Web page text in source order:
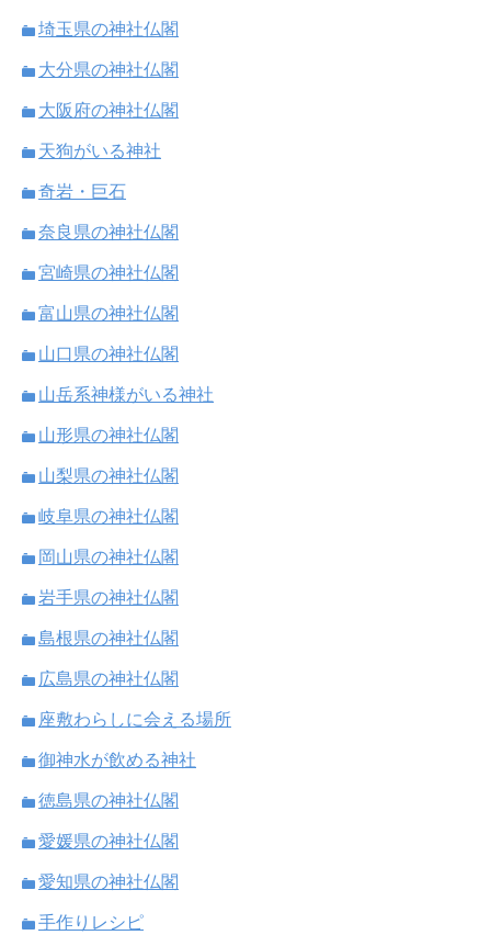
埼玉県の神社仏閣
大分県の神社仏閣
大阪府の神社仏閣
天狗がいる神社
奇岩・巨石
奈良県の神社仏閣
宮崎県の神社仏閣
富山県の神社仏閣
山口県の神社仏閣
山岳系神様がいる神社
山形県の神社仏閣
山梨県の神社仏閣
岐阜県の神社仏閣
岡山県の神社仏閣
岩手県の神社仏閣
島根県の神社仏閣
広島県の神社仏閣
座敷わらしに会える場所
御神水が飲める神社
徳島県の神社仏閣
愛媛県の神社仏閣
愛知県の神社仏閣
手作りレシピ